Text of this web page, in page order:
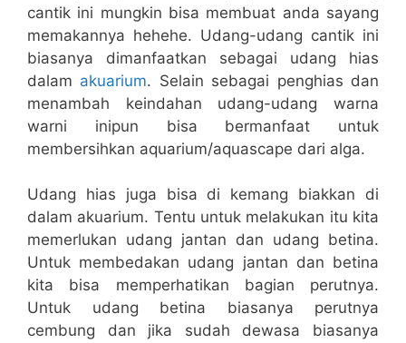
cantik ini mungkin bisa membuat anda sayang
memakannya hehehe. Udang-udang cantik ini
biasanya dimanfaatkan sebagai udang hias
dalam akuarium. Selain sebagai penghias dan
menambah keindahan udang-udang warna
warni inipun bisa bermanfaat untuk
membersihkan aquarium/aquascape dari alga.
Udang hias juga bisa di kemang biakkan di
dalam akuarium. Tentu untuk melakukan itu kita
memerlukan udang jantan dan udang betina.
Untuk membedakan udang jantan dan betina
kita bisa memperhatikan bagian perutnya.
Untuk udang betina biasanya perutnya
cembung dan jika sudah dewasa biasanya